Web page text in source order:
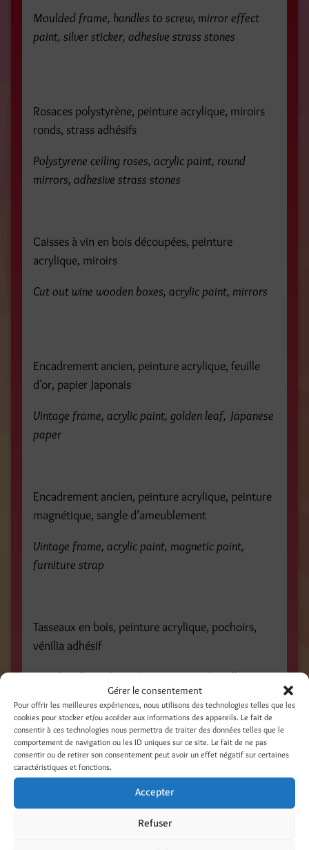
Gérer le consentement
Pour offrir les meilleures expériences, nous utilisons des technologies telles que les
cookies pour stocker et/ou accéder aux informations des appareils. Le fait de
consentir à ces technologies nous permettra de traiter des données telles que le
comportement de navigation ou les ID uniques sur ce site. Le fait de ne pas
consentir ou de retirer son consentement peut avoir un effet négatif sur certaines
caractéristiques et fonctions.
Accepter
Refuser
Moulded frame, handles to screw, mirror effect
paint, silver sticker, adhesive strass stones
Rosaces polystyrène, peinture acrylique, miroirs
ronds, strass adhésifs
Polystyrene ceiling roses, acrylic paint, round
mirrors, adhesive strass stones
Caisses à vin en bois découpées, peinture
acrylique, miroirs
Cut out wine wooden boxes, acrylic paint, mirrors
Encadrement ancien, peinture acrylique, feuille
d’or, papier Japonais
Vintage frame, acrylic paint, golden leaf, Japanese
paper
Encadrement ancien, peinture acrylique, peinture
magnétique, sangle d’ameublement
Vintage frame, acrylic paint, magnetic paint,
furniture strap
Tasseaux en bois, peinture acrylique, pochoirs,
vénilia adhésif
Lengths of wood, acrylic paint, stencils, adhesive
Tablette d’étagère, peinture acrylique, cornière
métallique
Shelf plank, acrylic paint, corner iron